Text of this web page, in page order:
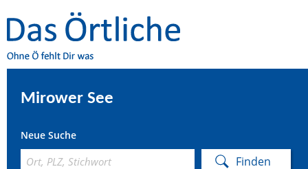
Mirower See
Neue Suche